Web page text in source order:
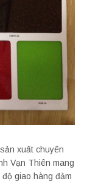
xuất chuyên
Vạn Thiên mang
giao hàng đảm